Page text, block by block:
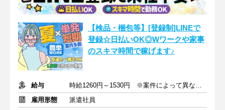
【検品・梱包等】[登録制]LINEで
登録☆日払いOK◎Wワークや家事
のスキマ時間で稼げます♪
給与
時給1260円～1530円 ※案件によって異なります。
雇用形態
派遣社員